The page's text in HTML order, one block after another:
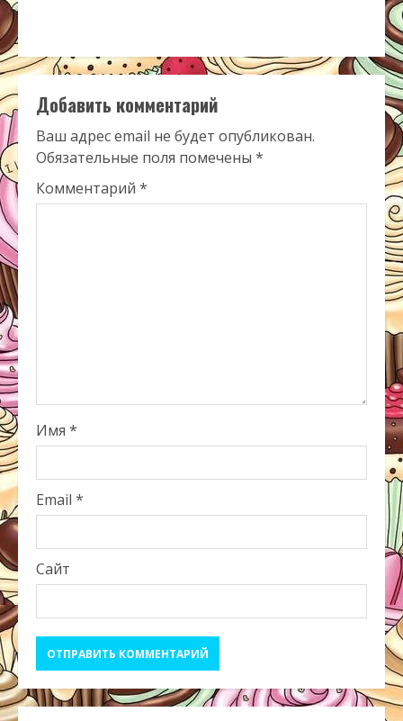
Добавить комментарий
Ваш адрес email не будет опубликован.
Обязательные поля помечены *
Комментарий *
Имя *
Email *
Сайт